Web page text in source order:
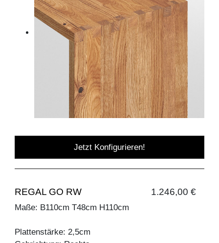
Jetzt Konfigurieren!
REGAL GO RW 1.246,00 €
Maße: B110cm T48cm H110cm
Plattenstärke: 2,5cm